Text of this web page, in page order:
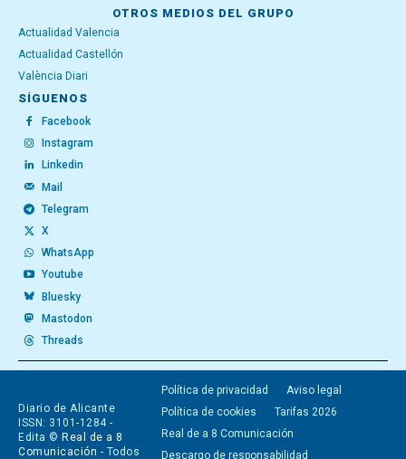
OTROS MEDIOS DEL GRUPO
Actualidad Valencia
Actualidad Castellón
València Diari
SÍGUENOS
Facebook
Instagram
Linkedin
Mail
Telegram
X
WhatsApp
Youtube
Bluesky
Mastodon
Threads
Diario de Alicante
ISSN: 3101-1284 -
Edita © Real de a 8
Comunicación - Todos
Política de privacidad
Aviso legal
Política de cookies
Tarifas 2026
Real de a 8 Comunicación
Descargo de responsabilidad